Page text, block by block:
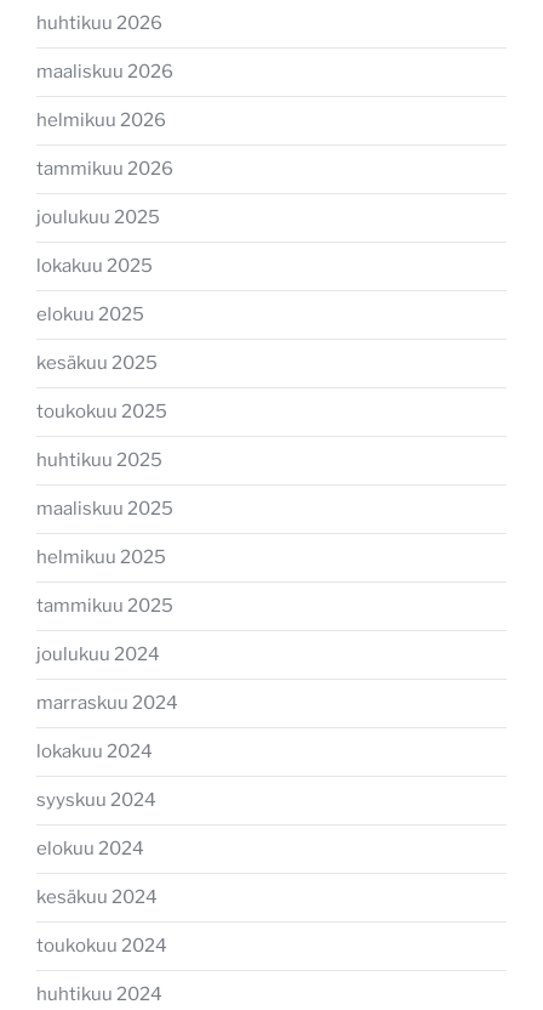
huhtikuu 2026
maaliskuu 2026
helmikuu 2026
tammikuu 2026
joulukuu 2025
lokakuu 2025
elokuu 2025
kesäkuu 2025
toukokuu 2025
huhtikuu 2025
maaliskuu 2025
helmikuu 2025
tammikuu 2025
joulukuu 2024
marraskuu 2024
lokakuu 2024
syyskuu 2024
elokuu 2024
kesäkuu 2024
toukokuu 2024
huhtikuu 2024